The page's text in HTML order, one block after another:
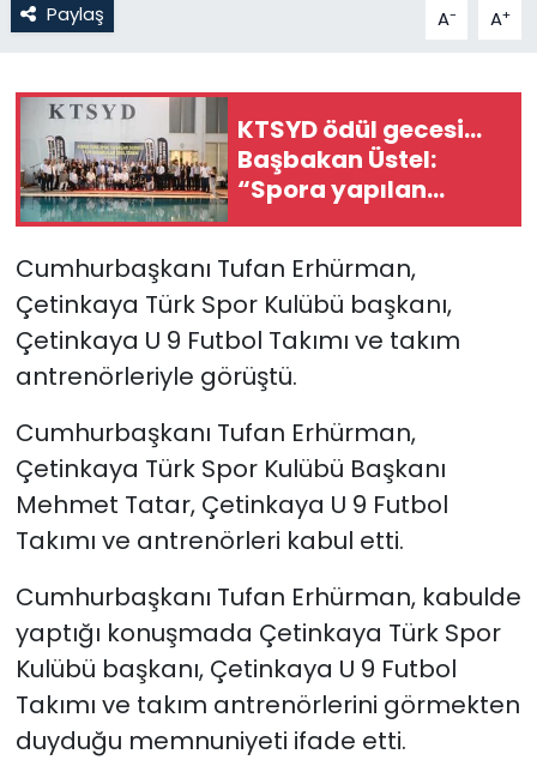
Paylaş A- A+
KTSYD ödül gecesi...
Başbakan Üstel:
“Spora yapılan
yatırım, geleceğe,
değerli yatırımdır”
Cumhurbaşkanı Tufan Erhürman,
Çetinkaya Türk Spor Kulübü başkanı,
Çetinkaya U 9 Futbol Takımı ve takım
antrenörleriyle görüştü.
Cumhurbaşkanı Tufan Erhürman,
Çetinkaya Türk Spor Kulübü Başkanı
Mehmet Tatar, Çetinkaya U 9 Futbol
Takımı ve antrenörleri kabul etti.
Cumhurbaşkanı Tufan Erhürman, kabulde
yaptığı konuşmada Çetinkaya Türk Spor
Kulübü başkanı, Çetinkaya U 9 Futbol
Takımı ve takım antrenörlerini görmekten
duyduğu memnuniyeti ifade etti.
Nöbetçi Eczaneler
Otomobil Dünyası
Politika
SAĞLIK
Spor
Teknoloji
Video Galeri
Yazarlar